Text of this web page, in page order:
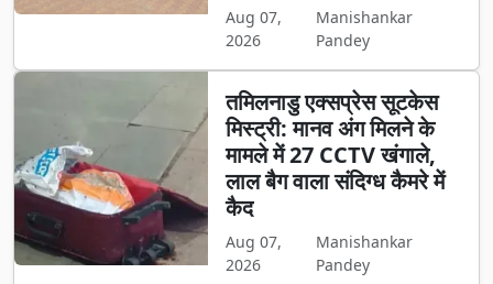
Aug 07,
2026
Manishankar
Pandey
तमिलनाडु एक्सप्रेस सूटकेस
मिस्ट्री: मानव अंग मिलने के
मामले में 27 CCTV खंगाले,
लाल बैग वाला संदिग्ध कैमरे में
कैद
Aug 07,
2026
Manishankar
Pandey